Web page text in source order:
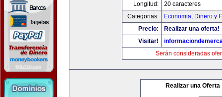
Longitud:
20 caracteres
Categorias:
Economia, Dinero y
Precio:
Realizar una oferta!
Visitar!
Serán consideradas
Realizar una Oferta